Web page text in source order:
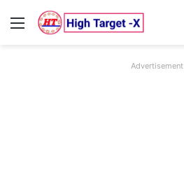
Menu
Advertisement